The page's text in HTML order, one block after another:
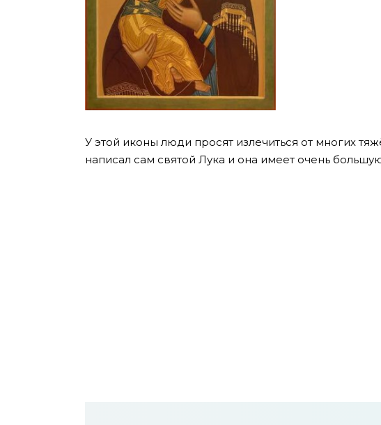
У этой иконы люди просят излечиться от многих
написал сам святой Лука и она имеет очень